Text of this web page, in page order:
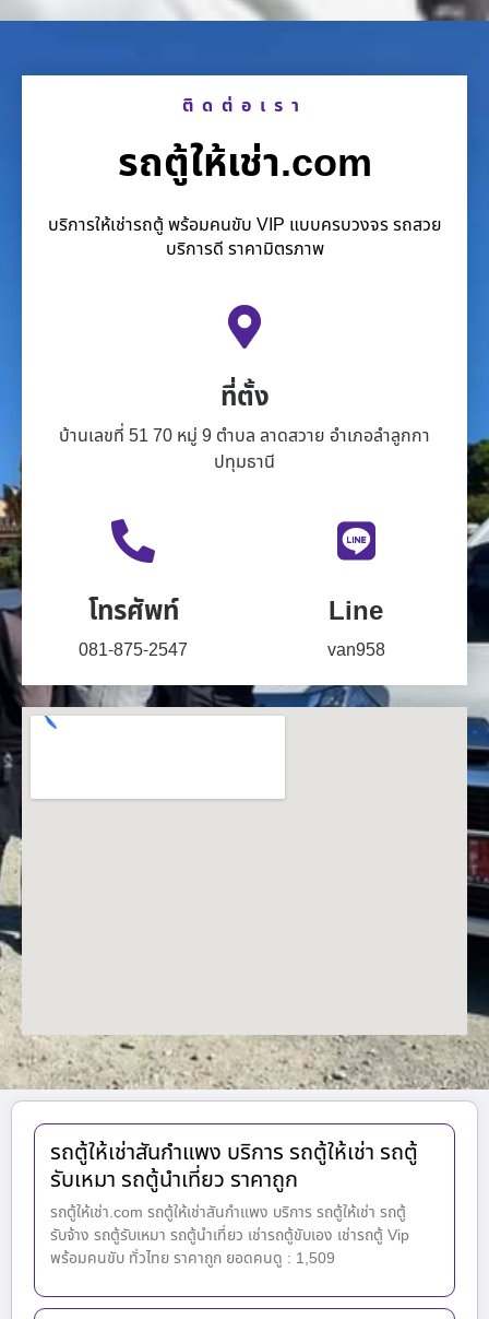
ติดต่อเรา
รถตู้ให้เช่า.com
บริการให้เช่ารถตู้ พร้อมคนขับ VIP แบบครบวงจร รถสวย
บริการดี ราคามิตรภาพ
ที่ตั้ง
บ้านเลขที่ 51 70 หมู่ 9 ตำบล ลาดสวาย อำเภอลำลูกกา
ปทุมธานี
โทรศัพท์
081-875-2547
Line
van958
รถตู้ให้เช่าสันกำแพง บริการ รถตู้ให้เช่า รถตู้
รับเหมา รถตู้นำเที่ยว ราคาถูก
รถตู้ให้เช่า.com รถตู้ให้เช่าสันกำแพง บริการ รถตู้ให้เช่า รถตู้
รับจ้าง รถตู้รับเหมา รถตู้นำเที่ยว เช่ารถตู้ขับเอง เช่ารถตู้ Vip
พร้อมคนขับ ทั่วไทย ราคาถูก ยอดคนดู : 1,509